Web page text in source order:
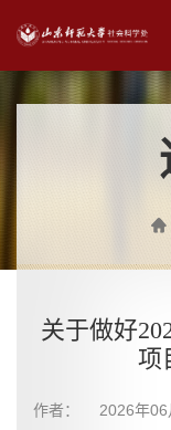
关于做好
项
作者： 2026年06